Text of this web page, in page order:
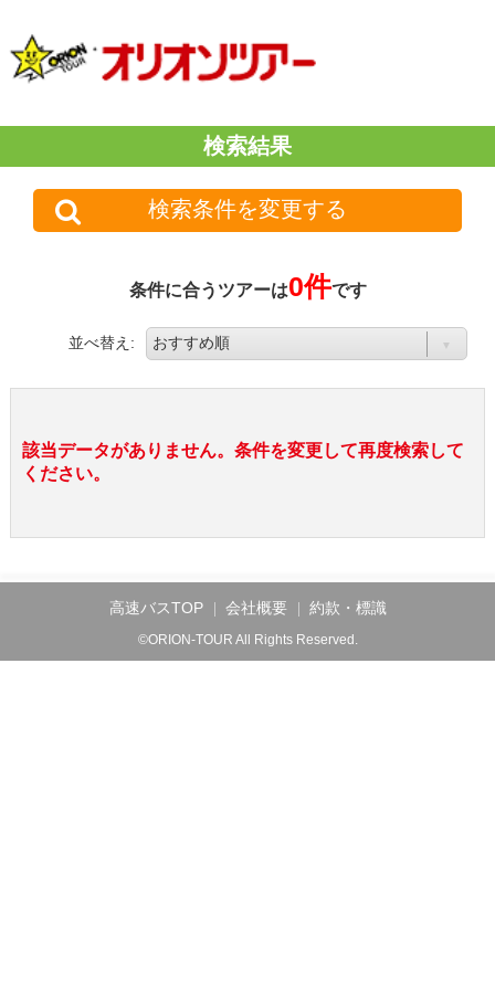
検索結果
検索条件を変更する
条件に合うツアーは0件です
並べ替え:
該当データがありません。条件を変更して再度検索して
ください。
高速バスTOP 会社概要 約款・標識
©ORION-TOUR All Rights Reserved.